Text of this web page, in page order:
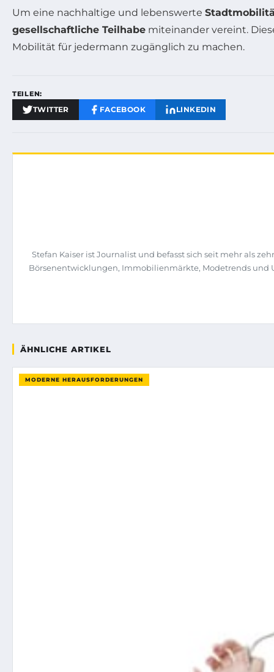
Um eine nachhaltige und lebenswerte
gesellschaftliche Teilhabe miteinander vereint.
Mobilität für jedermann zugänglich zu machen.
TEILEN:
TWITTER FACEBOOK LINKEDIN
Stefan Kaiser ist Journalist und befasst sich seit mehr als
Börsenentwicklungen, Immobilienmärkte, Modetrends und
ÄHNLICHE ARTIKEL
MODERNE HERAUSFORDERUNGEN